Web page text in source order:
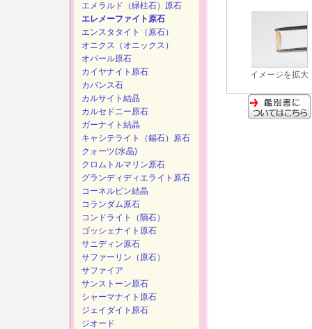
イメージを拡大
エメラルド（緑柱石）原石
エレメーファイト原石
エンスタタイト（原石）
オニクス（オニックス）
オパール原石
カイヤナイト原石
カバンス石
カルサイト結晶
カルセドニー原石
ガーナイト結晶
キャシテライト（錫石）原石
クォーツ(水晶)
クロムトルマリン原石
グランディディエライト原石
コーネルピン結晶
コランダム原石
コンドライト（隕石）
ゴッシェナイト原石
サニディン原石
サファーリン（原石）
サファイア
サンストーン原石
シャーマナイト原石
ジェイダイト原石
ジオード